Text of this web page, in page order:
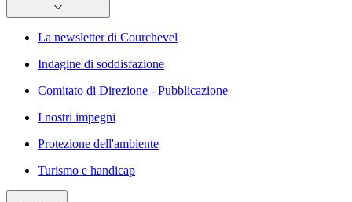
La newsletter di Courchevel
Indagine di soddisfazione
Comitato di Direzione - Pubblicazione
I nostri impegni
Protezione dell'ambiente
Turismo e handicap